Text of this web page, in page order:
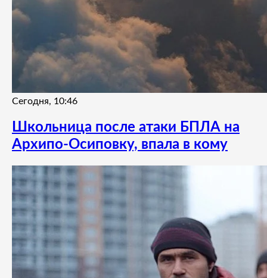
Сегодня, 10:46
Школьница после атаки БПЛА на
Архипо-Осиповку, впала в кому